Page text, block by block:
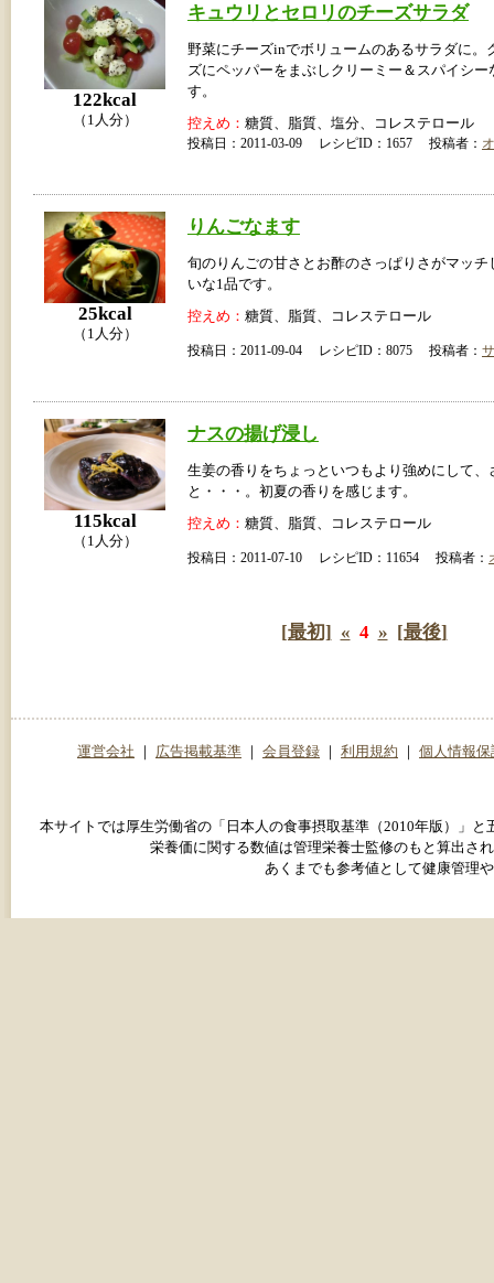
122kcal
（1人分）
キュウリとセロリのチーズサラダ
野菜にチーズinでボリュームのあるサラダに。
ズにペッパーをまぶしクリーミー＆スパイシー
す。
控えめ： 糖質、脂質、塩分、コレステロール
投稿日：2011-03-09 レシピID：1657 投稿者：
25kcal
（1人分）
りんごなます
旬のりんごの甘さとお酢のさっぱりさがマッチ
いな1品です。
控えめ： 糖質、脂質、コレステロール
投稿日：2011-09-04 レシピID：8075 投稿者：
115kcal
（1人分）
ナスの揚げ浸し
生姜の香りをちょっといつもより強めにして、
と・・・。初夏の香りを感じます。
控えめ： 糖質、脂質、コレステロール
投稿日：2011-07-10 レシピID：11654 投稿者：
[最初] « 4 » [最後]
運営会社 広告掲載基準 会員登録 利用規約 個人情報保
本サイトでは厚生労働省の「日本人の食事摂取基準（2010年版）」
栄養価に関する数値は管理栄養士監修のもと算出さ
あくまでも参考値として健康管理